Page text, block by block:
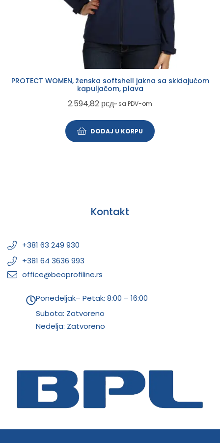
PROTECT WOMEN, ženska softshell jakna sa skidajućom
kapuljačom, plava
2.594,82 рсд~ sa PDV-om
DODAJ U KORPU
Kontakt
+381 63 249 930
+381 64 3636 993
office@beoprofiline.rs
Ponedeljak– Petak: 8:00 – 16:00
Subota: Zatvoreno
Nedelja: Zatvoreno